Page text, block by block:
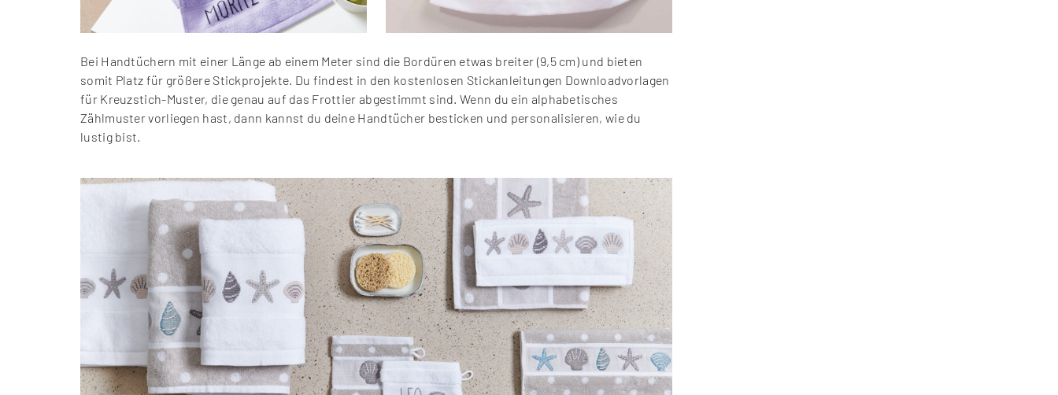
Bei Handtüchern mit einer Länge ab einem Meter sind die Bordüren etwas breiter (9,5 cm) und bieten
somit Platz für größere Stickprojekte. Du findest in den kostenlosen Stickanleitungen Downloadvorlagen
für Kreuzstich-Muster, die genau auf das Frottier abgestimmt sind. Wenn du ein alphabetisches
Zählmuster vorliegen hast, dann kannst du deine Handtücher besticken und personalisieren, wie du
lustig bist.